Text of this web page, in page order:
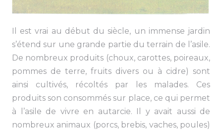
Il est vrai au début du siècle, un immense jardin
s’étend sur une grande partie du terrain de l’asile.
De nombreux produits (choux, carottes, poireaux,
pommes de terre, fruits divers ou à cidre) sont
ainsi cultivés, récoltés par les malades. Ces
produits son consommés sur place, ce qui permet
à l’asile de vivre en autarcie. Il y avait aussi de
nombreux animaux (porcs, brebis, vaches, poules)